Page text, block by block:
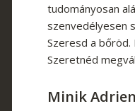
tudományosan
szenvedélyesen
Szeresd a bőröd.
Szeretnéd
Minik